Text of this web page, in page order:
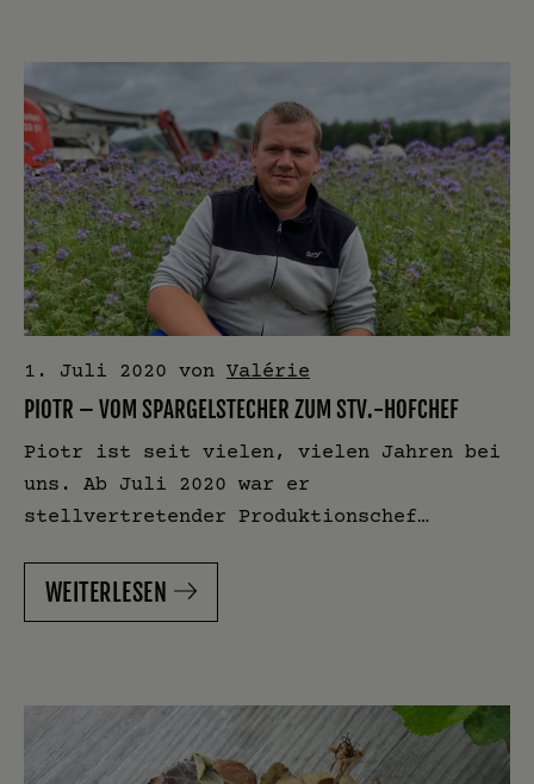
1. Juli 2020 von Valérie
PIOTR – VOM SPARGELSTECHER ZUM STV.-HOFCHEF
Piotr ist seit vielen, vielen Jahren bei
uns. Ab Juli 2020 war er
stellvertretender Produktionschef…
WEITERLESEN